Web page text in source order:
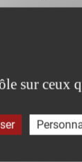
sur ceux